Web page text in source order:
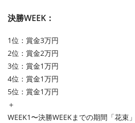
決勝WEEK：
1位：賞金3万円
2位：賞金2万円
3位：賞金1万円
4位：賞金1万円
5位：賞金1万円
＋
WEEK1〜決勝WEEKまでの期間「花束